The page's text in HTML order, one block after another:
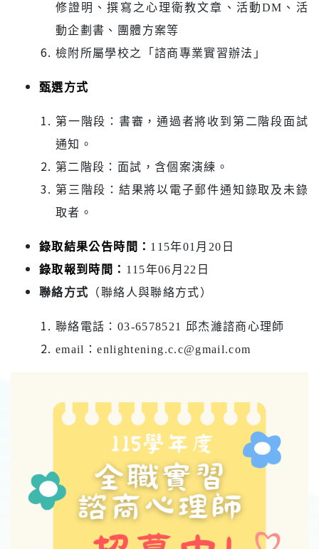
修證明、撰寫之心理衛教文章、活動DM 、活
動企劃書、團體方案等
檢附所屬學校之「諮商專業實習辦法」
甄選方式
第一階段：書審，通過者將收到第二階段面試
通知。
第二階段 ： 面試，含個案演練。
第三階段：結果將以電子郵件通知錄取及未錄
取者。
錄取結果公告時間： 115年01 月 20 日
錄取報到時間： 115年06 月 22 日
聯絡方式 （聯絡人與聯絡方式）
聯絡電話： 03-6578521
邱杰濰諮商心理師
email ：enlightening.c.c@gmail.com